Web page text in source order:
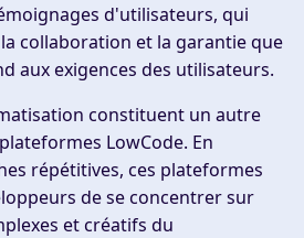
d'utilisateurs, qui
collaboration et la garantie que
aux exigences des utilisateurs.
constituent un autre
LowCode. En
répétitives, ces plateformes
de se concentrer sur
et créatifs du